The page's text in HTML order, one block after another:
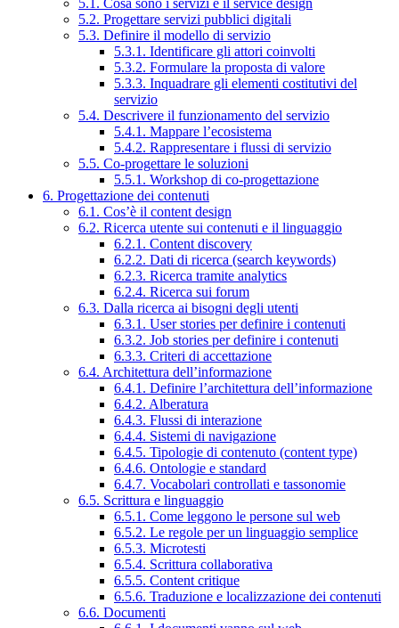
5.1. Cosa sono i servizi e il service design
5.2. Progettare servizi pubblici digitali
5.3. Definire il modello di servizio
5.3.1. Identificare gli attori coinvolti
5.3.2. Formulare la proposta di valore
5.3.3. Inquadrare gli elementi costitutivi del
servizio
5.4. Descrivere il funzionamento del servizio
5.4.1. Mappare l’ecosistema
5.4.2. Rappresentare i flussi di servizio
5.5. Co-progettare le soluzioni
5.5.1. Workshop di co-progettazione
6. Progettazione dei contenuti
6.1. Cos’è il content design
6.2. Ricerca utente sui contenuti e il linguaggio
6.2.1. Content discovery
6.2.2. Dati di ricerca (search keywords)
6.2.3. Ricerca tramite analytics
6.2.4. Ricerca sui forum
6.3. Dalla ricerca ai bisogni degli utenti
6.3.1. User stories per definire i contenuti
6.3.2. Job stories per definire i contenuti
6.3.3. Criteri di accettazione
6.4. Architettura dell’informazione
6.4.1. Definire l’architettura dell’informazione
6.4.2. Alberatura
6.4.3. Flussi di interazione
6.4.4. Sistemi di navigazione
6.4.5. Tipologie di contenuto (content type)
6.4.6. Ontologie e standard
6.4.7. Vocabolari controllati e tassonomie
6.5. Scrittura e linguaggio
6.5.1. Come leggono le persone sul web
6.5.2. Le regole per un linguaggio semplice
6.5.3. Microtesti
6.5.4. Scrittura collaborativa
6.5.5. Content critique
6.5.6. Traduzione e localizzazione dei contenuti
6.6. Documenti